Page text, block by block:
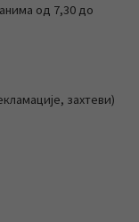
од 7,30 до
захтеви)